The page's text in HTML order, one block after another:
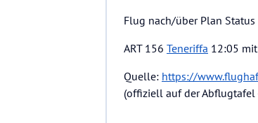
Flug nach/über Plan Status
ART 156 Teneriffa 12:05
Quelle: https://
(offiziell auf der Abflugtafel